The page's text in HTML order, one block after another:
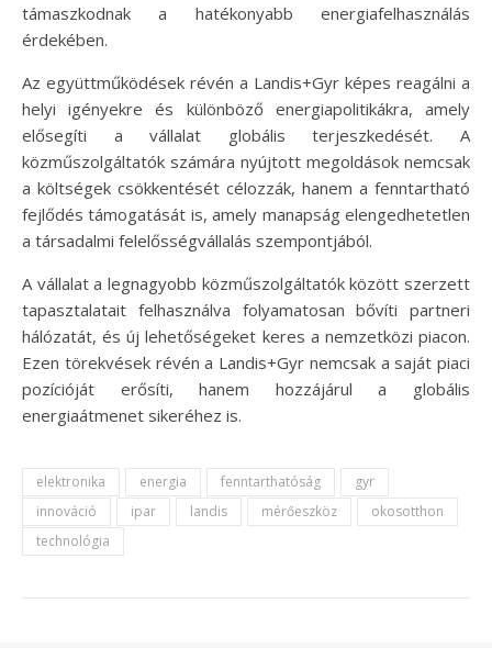
támaszkodnak a hatékonyabb energiafelhasználás
érdekében.
Az együttműködések révén a Landis+Gyr képes reagálni a
helyi igényekre és különböző energiapolitikákra, amely
elősegíti a vállalat globális terjeszkedését. A
közműszolgáltatók számára nyújtott megoldások nemcsak
a költségek csökkentését célozzák, hanem a fenntartható
fejlődés támogatását is, amely manapság elengedhetetlen
a társadalmi felelősségvállalás szempontjából.
A vállalat a legnagyobb közműszolgáltatók között szerzett
tapasztalatait felhasználva folyamatosan bővíti partneri
hálózatát, és új lehetőségeket keres a nemzetközi piacon.
Ezen törekvések révén a Landis+Gyr nemcsak a saját piaci
pozícióját erősíti, hanem hozzájárul a globális
energiaátmenet sikeréhez is.
elektronika energia fenntarthatóság
gyr
innováció
ipar landis mérőeszköz
okosotthon
technológia